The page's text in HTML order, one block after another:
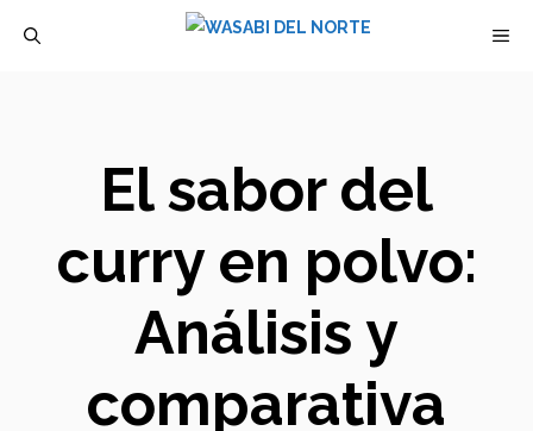
El sabor del
curry en polvo:
Análisis y
comparativa